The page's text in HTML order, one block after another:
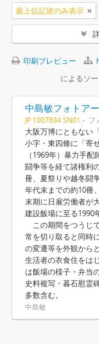
最上位記述のみ表示
印刷プレビュー
によるソ
中島敏フォトア
JP 1007834 SN01 フ
大阪万博にともない
小字・東四條に「寄
（1969年）暴力手
闘争等を経て諸権利
冊、夏祭りや越冬闘
年代末までの約10冊
末期に日雇労働者が
建設飯場に至る1990
この期間をつうじ
常を切り取ると同時
の変遷等を外観から
生活者の衣食住をは
は飯場の様子・弁当
史料複写・暮石慰霊
多数含む。
中島敏